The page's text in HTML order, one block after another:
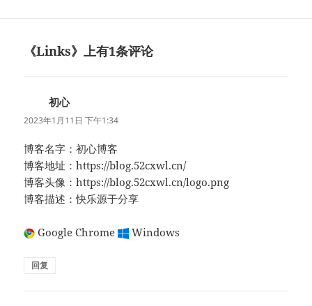
《Links》上有1条评论
初心说
道：
2023年1月11日 下午1:34
博客名字：初心博客
博客地址：https://blog.52cxwl.cn/
博客头像：https://blog.52cxwl.cn/logo.png
博客描述：快乐源于分享
Google Chrome Windows
回复